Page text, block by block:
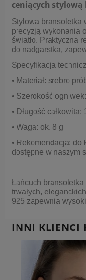
ceniących stylową
Stylowa bransoletka
precyzją wykonania
światło. Praktyczna
do nadgarstka,
Specyfikacja
• Materiał: srebro
• Szerokość
• Długość
• Waga: ok. 8 g
• Rekomendacja: do
dostępne w naszym
Łańcuch bransoletka
trwałych,
925 zapewnia
INNI KLIENCI